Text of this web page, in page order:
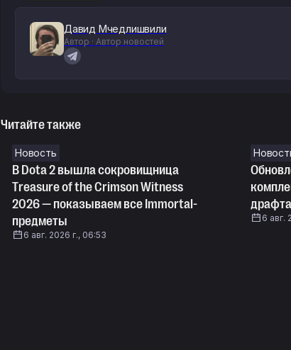
Давид Мчедлишвили
Автор · Автор новостей
Читайте также
Новость
В Dota 2 вышла сокровищница
Treasure of the Crimson Witness
2026 — показываем все Immortal-
предметы
6 авг. 2026 г., 06:53
6 авг.